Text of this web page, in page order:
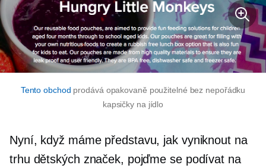
Tento obchod prodává opakovaně použitelné bez nepořádku
kapsičky na jídlo
Nyní, když máme představu, jak vyniknout na
trhu dětských značek, pojďme se podívat na